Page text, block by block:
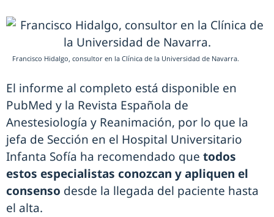
Francisco Hidalgo, consultor en la Clínica de la Universidad de Navarra.
El informe al completo está disponible en
PubMed y la Revista Española de
Anestesiología y Reanimación, por lo que la
jefa de Sección en el Hospital Universitario
Infanta Sofía ha recomendado que todos
estos especialistas conozcan y apliquen el
consenso desde la llegada del paciente hasta
el alta.